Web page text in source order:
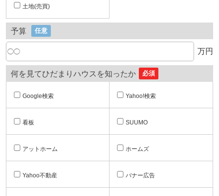
土地(売買)
予算 任意
万円
何を見てひだまりハウスを知ったか 必須
Google検索 Yahoo!検索
看板 SUUMO
アットホーム ホームズ
Yahoo不動産 バナー広告